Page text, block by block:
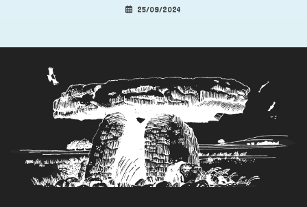
25/09/2024